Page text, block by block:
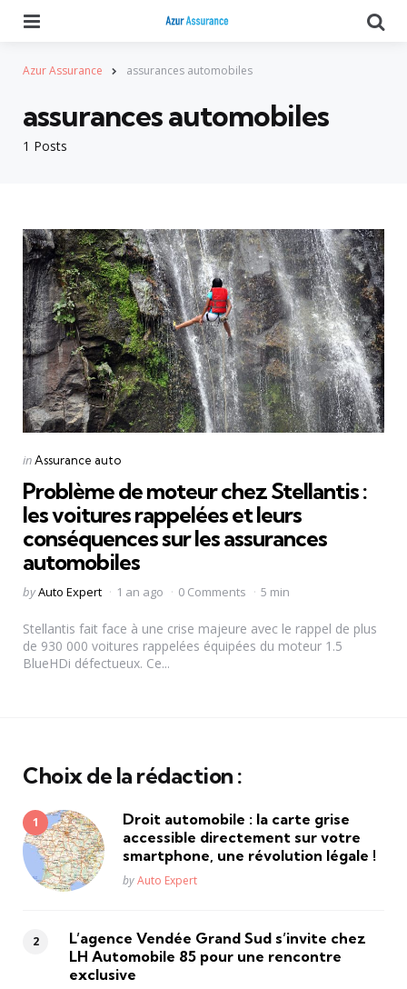
Azur Assurance assurances automobiles
1 Posts
assurances automobiles
Categories
Posted
inAssurance auto
Problème de moteur chez Stellantis :
les voitures rappelées et leurs
conséquences sur les assurances
automobiles
Posted
byAuto Expert 1 an ago 0 Comments 5 min
Stellantis fait face à une crise majeure avec le rappel de plus
de 930 000 voitures rappelées équipées du moteur 1.5
BlueHDi défectueux. Ce...
Choix de la rédaction :
Droit automobile : la carte grise
accessible directement sur votre
smartphone, une révolution légale !
Posted
byAuto Expert
L’agence Vendée Grand Sud s’invite chez
LH Automobile 85 pour une rencontre
exclusive